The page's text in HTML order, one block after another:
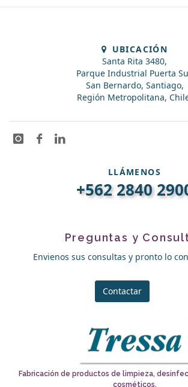
UBICACIÓN
Santa Rita 3480,
Parque Industrial Puerta
San Bernardo, Santiago,
Región Metropolitana,
LLÁMENOS
+562 2840
Preguntas y
Envienos sus consultas y pronto lo
Contactar
Fabricación de productos de limpieza,
cosméticos.